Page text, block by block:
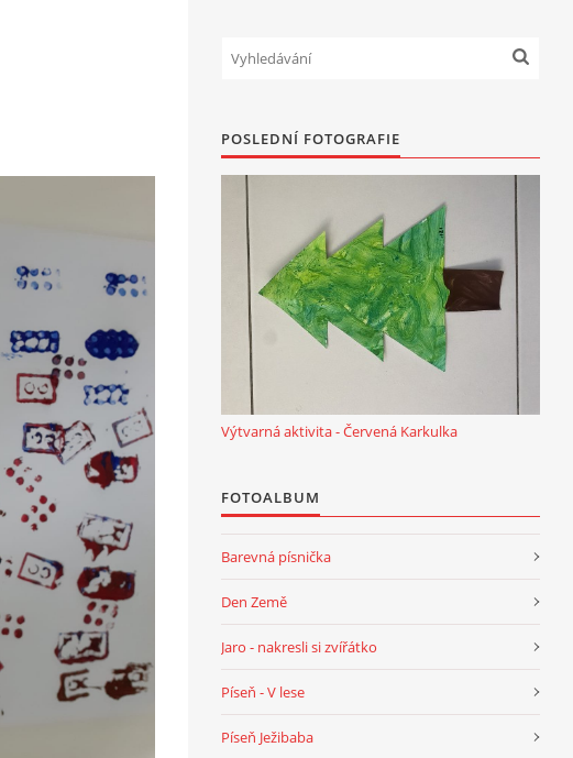
POSLEDNÍ FOTOGRAFIE
Výtvarná aktivita - Červená Karkulka
FOTOALBUM
Barevná písnička
Den Země
Jaro - nakresli si zvířátko
Píseň - V lese
Píseň Ježibaba